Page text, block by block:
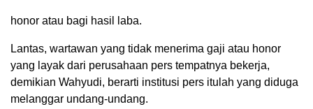
honor atau bagi hasil laba.
Lantas, wartawan yang tidak menerima gaji atau honor
yang layak dari perusahaan pers tempatnya bekerja,
demikian Wahyudi, berarti institusi pers itulah yang diduga
melanggar undang-undang.